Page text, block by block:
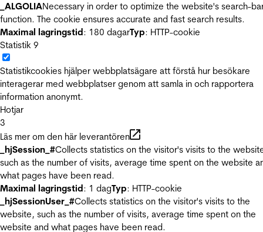
_ALGOLIANecessary in order to optimize the website's search-
function. The cookie ensures accurate and fast search results.
Maximal lagringstid: 180 dagarTyp: HTTP-cookie
Statistik 9
Statistikcookies hjälper webbplatsägare att förstå hur besökare
interagerar med webbplatser genom att samla in och rapportera
information anonymt.
Hotjar
3
Läs mer om den här leverantören
_hjSession_#Collects statistics on the visitor's visits to the
such as the number of visits, average time spent on the website
what pages have been read.
Maximal lagringstid: 1 dagTyp: HTTP-cookie
_hjSessionUser_#Collects statistics on the visitor's visits to the
website, such as the number of visits, average time spent on the
website and what pages have been read.